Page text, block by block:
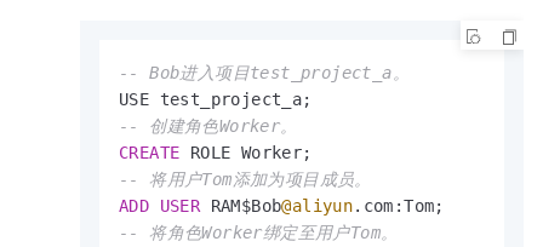
-- Bob进入项目test_project_a。
-- 创建角色Worker。
CREATE
-- 将用户Tom添加为项目成员。
ADD
USER RAM$Bob@aliyun
-- 将角色Worker绑定至用户Tom。